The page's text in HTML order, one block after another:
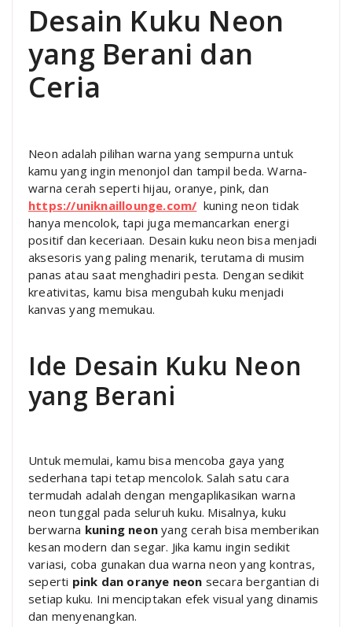
Desain Kuku Neon
yang Berani dan
Ceria
Neon adalah pilihan warna yang sempurna untuk
kamu yang ingin menonjol dan tampil beda. Warna-
warna cerah seperti hijau, oranye, pink, dan
https://uniknaillounge.com/ kuning neon tidak
hanya mencolok, tapi juga memancarkan energi
positif dan keceriaan. Desain kuku neon bisa menjadi
aksesoris yang paling menarik, terutama di musim
panas atau saat menghadiri pesta. Dengan sedikit
kreativitas, kamu bisa mengubah kuku menjadi
kanvas yang memukau.
Ide Desain Kuku Neon
yang Berani
Untuk memulai, kamu bisa mencoba gaya yang
sederhana tapi tetap mencolok. Salah satu cara
termudah adalah dengan mengaplikasikan warna
neon tunggal pada seluruh kuku. Misalnya, kuku
berwarna kuning neon yang cerah bisa memberikan
kesan modern dan segar. Jika kamu ingin sedikit
variasi, coba gunakan dua warna neon yang kontras,
seperti pink dan oranye neon secara bergantian di
setiap kuku. Ini menciptakan efek visual yang dinamis
dan menyenangkan.